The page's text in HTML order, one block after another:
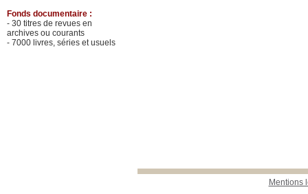
Mentions
Fonds documentaire :
- 30 titres de revues en
archives ou courants
- 7000 livres, séries et usuels